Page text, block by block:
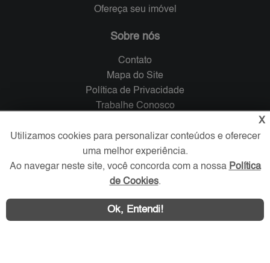
Ofereça seu imóvel
Sobre nós
Contato
Mapa do Site
Política de Privacidade
Trabalhe Conosco
Verificada por
Redes Sociais
X
Utilizamos cookies para personalizar conteúdos e oferecer
uma melhor experiência.
Ao navegar neste site, você concorda com a nossa Política
de Cookies.
Ok, Entendi!